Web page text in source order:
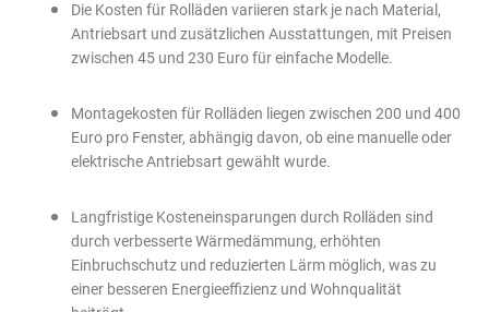
Die Kosten für Rolläden variieren stark je nach Material,
Antriebsart und zusätzlichen Ausstattungen, mit Preisen
zwischen 45 und 230 Euro für einfache Modelle.
Montagekosten für Rolläden liegen zwischen 200 und 400
Euro pro Fenster, abhängig davon, ob eine manuelle oder
elektrische Antriebsart gewählt wurde.
Langfristige Kosteneinsparungen durch Rolläden sind
durch verbesserte Wärmedämmung, erhöhten
Einbruchschutz und reduzierten Lärm möglich, was zu
einer besseren Energieeffizienz und Wohnqualität